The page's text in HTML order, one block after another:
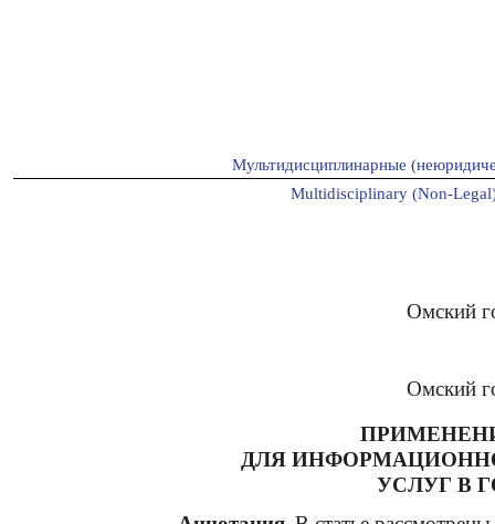
Мультидисциплинарные
Multidisciplinary (Non-
Омский
Омский
ДЛЯ
УСЛУГ В